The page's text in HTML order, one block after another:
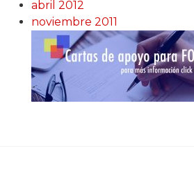
abril 2012
noviembre 2011